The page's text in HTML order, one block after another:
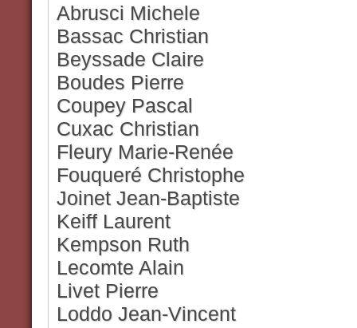
Abrusci Michele
Bassac Christian
Beyssade Claire
Boudes Pierre
Coupey Pascal
Cuxac Christian
Fleury Marie-Renée
Fouqueré Christophe
Joinet Jean-Baptiste
Keiff Laurent
Kempson Ruth
Lecomte Alain
Livet Pierre
Loddo Jean-Vincent